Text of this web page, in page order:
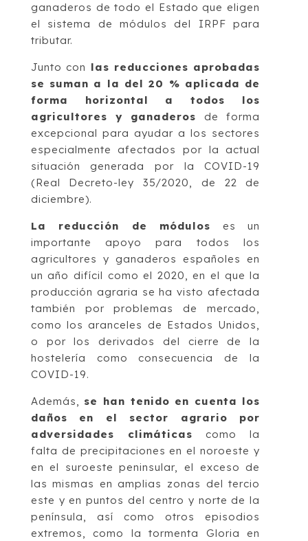
ganaderos de todo el Estado que eligen
el sistema de módulos del IRPF para
tributar.
Junto con las reducciones aprobadas
se suman a la del 20 % aplicada de
forma horizontal a todos los
agricultores y ganaderos de forma
excepcional para ayudar a los sectores
especialmente afectados por la actual
situación generada por la COVID-19
(Real Decreto-ley 35/2020, de 22 de
diciembre).
La reducción de módulos es un
importante apoyo para todos los
agricultores y ganaderos españoles en
un año difícil como el 2020, en el que la
producción agraria se ha visto afectada
también por problemas de mercado,
como los aranceles de Estados Unidos,
o por los derivados del cierre de la
hostelería como consecuencia de la
COVID-19.
Además, se han tenido en cuenta los
daños en el sector agrario por
adversidades climáticas como la
falta de precipitaciones en el noroeste y
en el suroeste peninsular, el exceso de
las mismas en amplias zonas del tercio
este y en puntos del centro y norte de la
península, así como otros episodios
extremos, como la tormenta Gloria en